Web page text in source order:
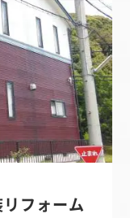
フォーム